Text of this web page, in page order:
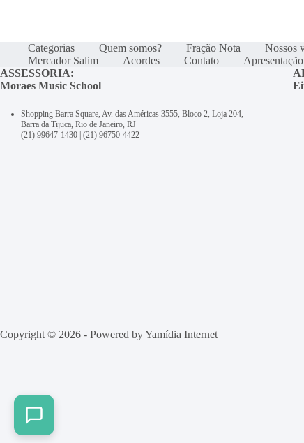
Categorias Quem somos? Fração Nota Nossos
Mercador Salim
Acordes Contato
Apresentação
ASSESSORIA:
Moraes Music School
Shopping Barra Square, Av. das Américas 3555, Bloco 2, Loja 204,
Barra da Tijuca, Rio de Janeiro, RJ
(21) 99647-1430 | (21) 96750-4422
Copyright © 2026 - Powered byYamídia Internet